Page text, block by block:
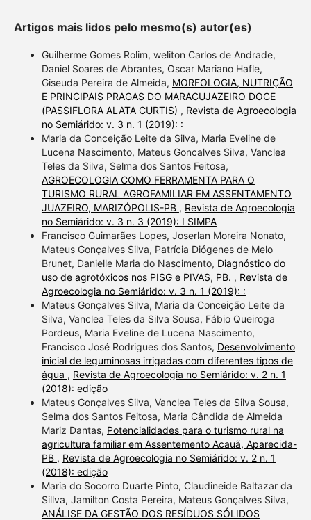
contrasts the cited claim, and
a label indicating in which
section the citation was
made.
Artigos mais lidos pelo mesmo(s) autor(es)
Guilherme Gomes Rolim, weliton Carlos de Andrade,
Daniel Soares de Abrantes, Oscar Mariano Hafle,
Giseuda Pereira de Almeida, MORFOLOGIA, NUTRIÇÃO
E PRINCIPAIS PRAGAS DO MARACUJAZEIRO DOCE
(PASSIFLORA ALATA CURTIS) , Revista de Agroecologia
no Semiárido: v. 3 n. 1 (2019): :
Maria da Conceição Leite da Silva, Maria Eveline de
Lucena Nascimento, Mateus Goncalves Silva, Vanclea
Teles da Silva, Selma dos Santos Feitosa,
AGROECOLOGIA COMO FERRAMENTA PARA O
TURISMO RURAL AGROFAMILIAR EM ASSENTAMENTO
JUAZEIRO, MARIZÓPOLIS-PB , Revista de Agroecologia
no Semiárido: v. 3 n. 3 (2019): I SIMPA
Francisco Guimarães Lopes, Joserlan Moreira Nonato,
Mateus Gonçalves Silva, Patrícia Diógenes de Melo
Brunet, Danielle Maria do Nascimento, Diagnóstico do
uso de agrotóxicos nos PISG e PIVAS, PB. , Revista de
Agroecologia no Semiárido: v. 3 n. 1 (2019): :
Mateus Gonçalves Silva, Maria da Conceição Leite da
Silva, Vanclea Teles da Silva Sousa, Fábio Queiroga
Pordeus, Maria Eveline de Lucena Nascimento,
Francisco José Rodrigues dos Santos, Desenvolvimento
inicial de leguminosas irrigadas com diferentes tipos de
água , Revista de Agroecologia no Semiárido: v. 2 n. 1
(2018): edição
Mateus Gonçalves Silva, Vanclea Teles da Silva Sousa,
Selma dos Santos Feitosa, Maria Cândida de Almeida
Mariz Dantas, Potencialidades para o turismo rural na
agricultura familiar em Assentemento Acauã, Aparecida-
PB , Revista de Agroecologia no Semiárido: v. 2 n. 1
(2018): edição
Maria do Socorro Duarte Pinto, Claudineide Baltazar da
Sillva, Jamilton Costa Pereira, Mateus Gonçalves Silva,
ANÁLISE DA GESTÃO DOS RESÍDUOS SÓLIDOS